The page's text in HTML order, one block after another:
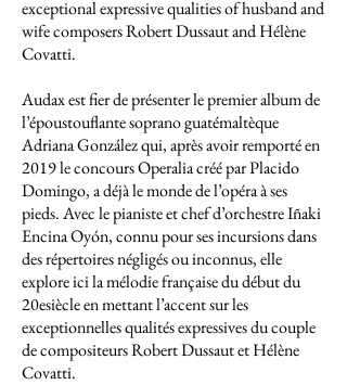
exceptional expressive qualities of husband and
wife composers Robert Dussaut and Hélène
Covatti.
Audax est fier de présenter le premier album de
l’époustouflante soprano guatémaltèque
Adriana González qui, après avoir remporté en
2019 le concours Operalia créé par Placido
Domingo, a déjà le monde de l’opéra à ses
pieds. Avec le pianiste et chef d’orchestre Iñaki
Encina Oyón, connu pour ses incursions dans
des répertoires négligés ou inconnus, elle
explore ici la mélodie française du début du
20esiècle en mettant l’accent sur les
exceptionnelles qualités expressives du couple
de compositeurs Robert Dussaut et Hélène
Covatti.